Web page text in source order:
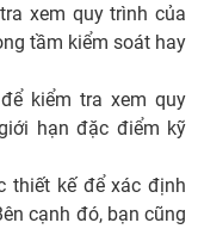
xem quy trình của
tầm kiểm soát hay
kiểm tra xem quy
hạn đặc điểm kỹ
thiết kế để xác định
cạnh đó, bạn cũng